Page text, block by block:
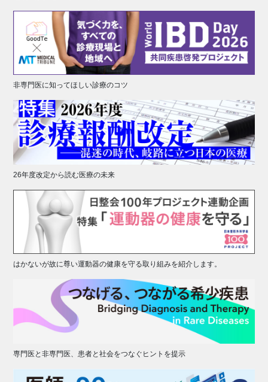
非専門医に知ってほしい診療のコツ
26年度改定から読む医療の未来
はかないが故に尊い運動器の健康を守る取り組みを紹介します。
専門医と非専門医、患者と社会をつなぐヒントを提示